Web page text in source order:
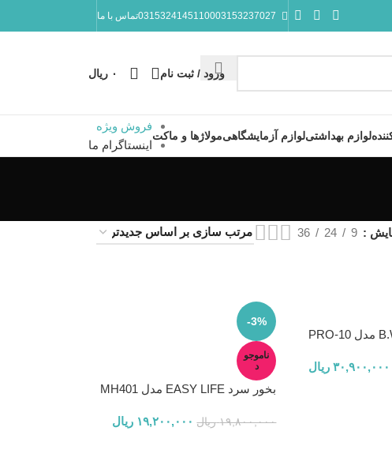
10003153237027
03153241451تماس با ما
ورود / ثبت نام ۰ ریال
لوازم بهداشتیلوازم آزمایشگاهیمولاژها و ماکت
فروش ویژه
اینستاگرام ما
9
24
36
۳۰,۹۰۰,۰۰۰ ریال
-3%
ناموجو
د
بخور سرد EASY LIFE مدل MH401
۱۹,۸۰۰,۰۰۰ ریال ۱۹,۲۰۰,۰۰۰ ریال